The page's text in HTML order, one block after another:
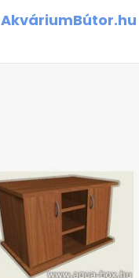
AkváriumBútor.hu